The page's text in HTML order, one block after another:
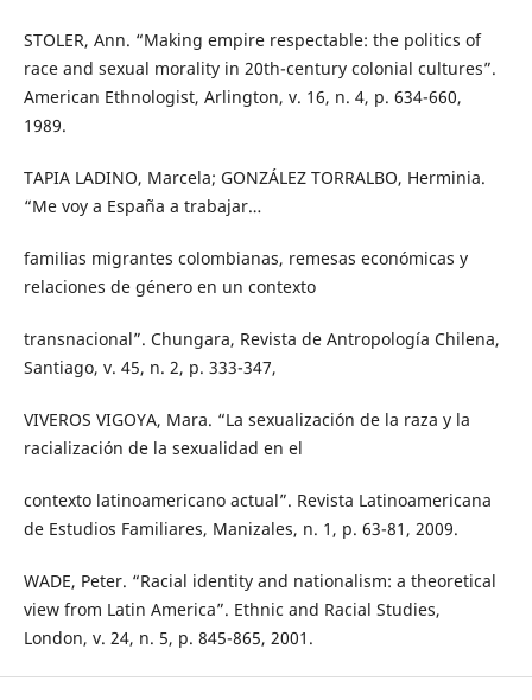
STOLER, Ann. “Making empire respectable: the politics of
race and sexual morality in 20th-century colonial cultures”.
American Ethnologist, Arlington, v. 16, n. 4, p. 634-660,
1989.
TAPIA LADINO, Marcela; GONZÁLEZ TORRALBO, Herminia.
“Me voy a España a trabajar…
familias migrantes colombianas, remesas económicas y
relaciones de género en un contexto
transnacional”. Chungara, Revista de Antropología Chilena,
Santiago, v. 45, n. 2, p. 333-347,
VIVEROS VIGOYA, Mara. “La sexualización de la raza y la
racialización de la sexualidad en el
contexto latinoamericano actual”. Revista Latinoamericana
de Estudios Familiares, Manizales, n. 1, p. 63-81, 2009.
WADE, Peter. “Racial identity and nationalism: a theoretical
view from Latin America”. Ethnic and Racial Studies,
London, v. 24, n. 5, p. 845-865, 2001.